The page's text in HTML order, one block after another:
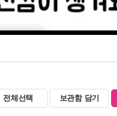
전체선택 보관함 담기